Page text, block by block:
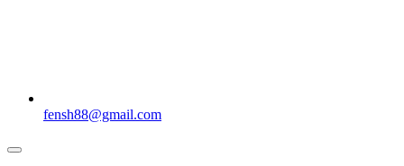
fensh88@gmail.com